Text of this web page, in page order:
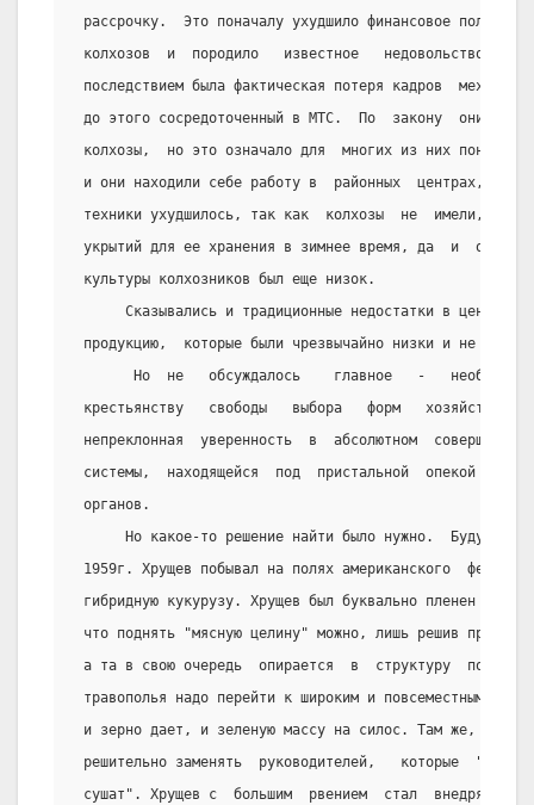
рассрочку.  Это поначалу ухудшило финансовое
колхозов  и  породило   известное   недовольство.
последствием была фактическая потеря кадров
до этого сосредоточенный в МТС.  По  закону  они
колхозы,  но это означало для  многих из них
и они находили себе работу в  районных  центрах,
техники ухудшилось, так как  колхозы  не  имели,
укрытий для ее хранения в зимнее время, да  и  общий
культуры колхозников был еще низок.
Сказывались и традиционные недостатки в ценах на
продукцию,  которые были чрезвычайно низки и не
Но  не   обсуждалось    главное   -
крестьянству   свободы   выбора   форм
непреклонная  уверенность  в  абсолютном
системы,  находящейся  под  пристальной  опекой
органов.
Но какое-то решение найти было нужно.  Будучи с
1959г. Хрущев побывал на полях американского
гибридную кукурузу. Хрущев был буквально пленен ею.
что поднять "мясную целину" можно, лишь решив
а та в свою очередь  опирается  в  структуру
травополья надо перейти к широким и повсеместным
и зерно дает, и зеленую массу на силос. Там же, где
решительно заменять  руководителей,   которые  "сами
сушат". Хрущев с  большим  рвением  стал  внедрять